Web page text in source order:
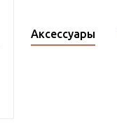
Аксессуары